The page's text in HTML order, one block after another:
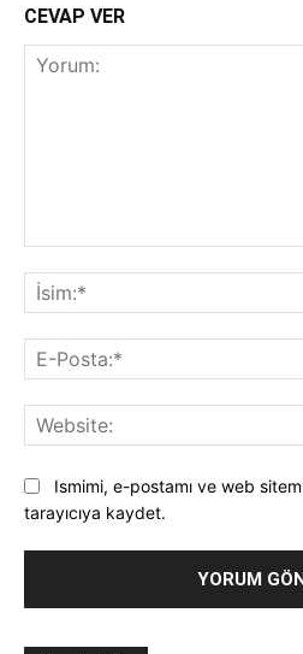
CEVAP VER
Ismimi, e-postamı ve web
tarayıcıya kaydet.